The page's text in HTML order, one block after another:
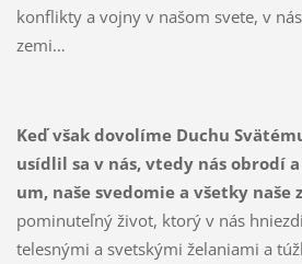
konflikty a vojny v našom svete, v
zemi…
Keď však dovolíme Duchu
usídlil sa v nás, vtedy nás obrodí
um, naše svedomie a všetky naše
pominuteľný život, ktorý v nás
telesnými a svetskými želaniami a